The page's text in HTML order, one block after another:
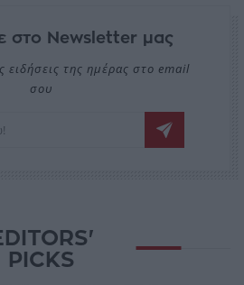
στο Newsletter μας
ειδήσεις της ημέρας στο email
σου
PICKS